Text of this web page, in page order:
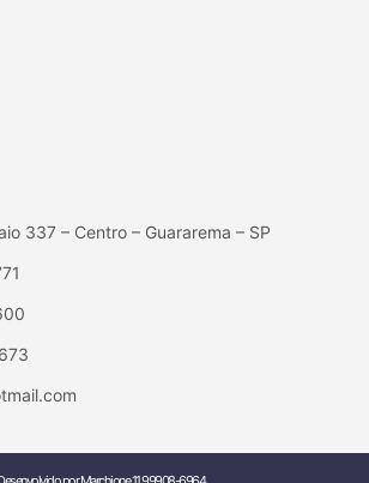
337 – Centro – Guararema – SP